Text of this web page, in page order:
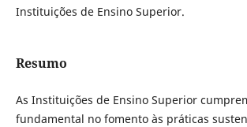
Instituições de Ensino Superior.
Resumo
As Instituições de Ensino Superior
fundamental no fomento às práticas